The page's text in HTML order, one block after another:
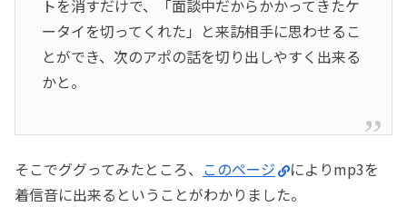
トを消すだけで、「面談中だからかかってきたケ
ータイを切ってくれた」と来訪相手に思わせるこ
とができ、次のアポの話を切り出しやすく出来る
かと。
そこでググってみたところ、 このページ
によりmp3を
着信音に出来るということがわかりました。